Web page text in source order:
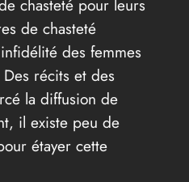
chasteté pour leurs
de chasteté
des femmes
récits et des
la diffusion de
il existe peu de
étayer cette